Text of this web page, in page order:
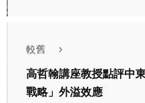
較舊
高哲翰講座教授點評中
戰略」外溢效應